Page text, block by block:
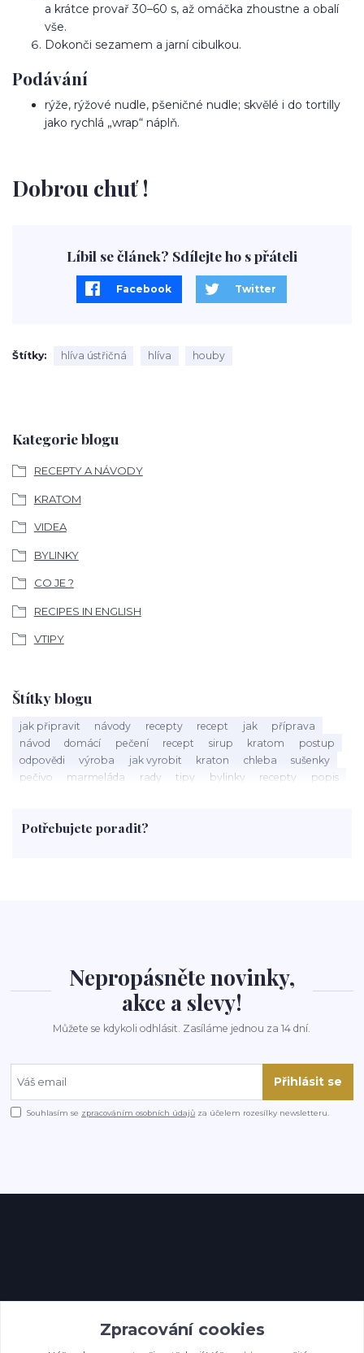
Kategorie blogu
RECEPTY A NÁVODY
KRATOM
VIDEA
BYLINKY
CO JE ?
RECIPES IN ENGLISH
VTIPY
Štítky blogu
jak připravit návody recepty recept jak
příprava
návod
domácí pečení recept sirup kratom
postup
odpovědi
výroba jak vyrobit kraton chleba
sušenky
pečivo
marmeláda rady tipy bylinky recepty
popis
rohlíky
grilování čaj
Potřebujete poradit?
a krátce provař 30–60 s, až omáčka zhoustne a obalí
vše.
Dokonči sezamem a jarní cibulkou.
Podávání
rýže, rýžové nudle, pšeničné nudle; skvělé i do tortilly
jako rychlá „wrap“ náplň.
Dobrou chuť !
Líbil se článek? Sdílejte ho s přáteli
Facebook Twitter
Štítky hlíva ústřičná hlíva houby
Nepropásněte novinky,
akce a slevy!
Můžete se kdykoli odhlásit. Zasíláme jednou za 14 dní.
Přihlásit se
Souhlasím se zpracováním osobních údajů za účelem rozesílky newsletteru.
Zpracování cookies